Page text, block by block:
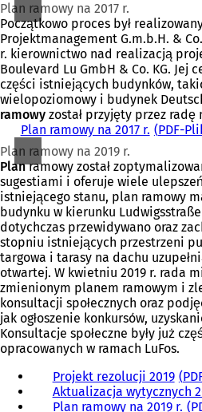
Plan ramowy na 2017 r.
Początkowo proces był
Projektmanagement G.m.b.H. &
r. kierownictwo nad realizacją
Boulevard Lu GmbH & Co. KG. Jej
części istniejących budynków,
wielopoziomowy i budynek
ramowy został przyjęty przez radę
Plan ramowy na 2017 r. PDF-
Plan ramowy na 2019 r.
Planramowy został
sugestiami i oferuje wiele
istniejącego stanu, plan ramowy
budynku w kierunku
dotychczas przewidywano oraz
stopniu istniejących przestrzeni
targowa i tarasy na dachu
otwartej. W kwietniu 2019 r. rada
zmienionym planem ramowym i
konsultacji społecznych oraz
jak ogłoszenie konkursów,
Konsultacje społeczne były już
opracowanych w ramach LuFos.
Projekt rezolucji 2019
Aktualizacja wytycznych
Plan ramowy na 2019 r.